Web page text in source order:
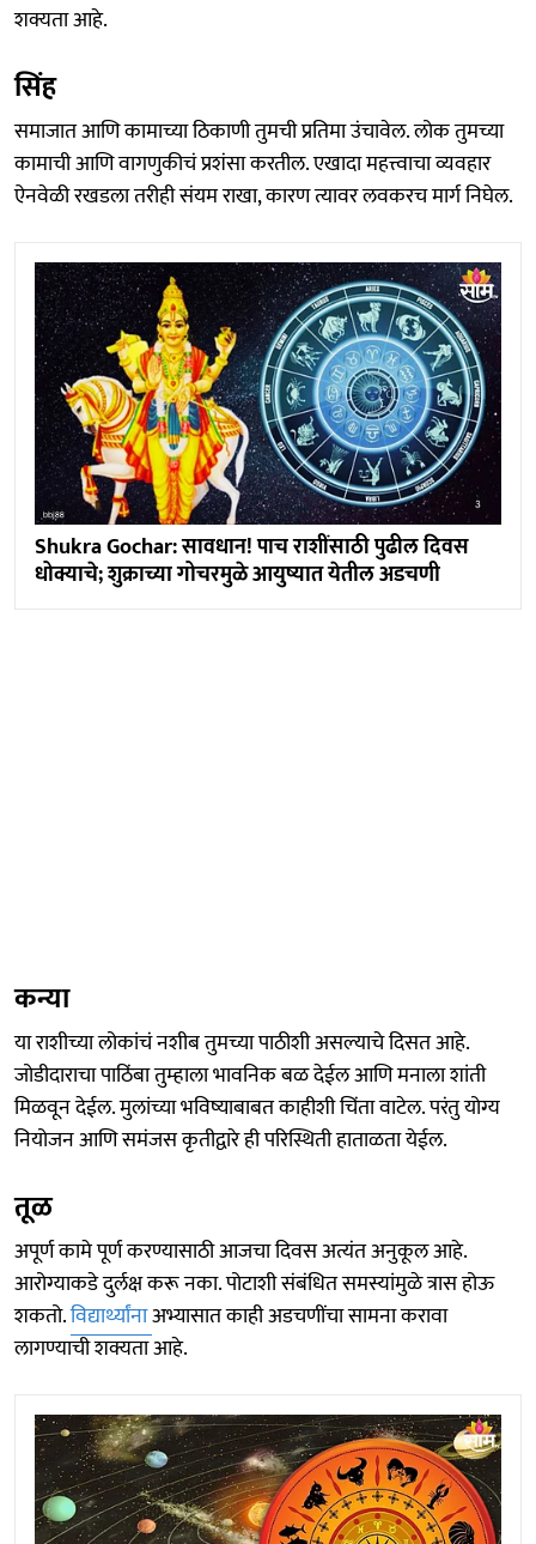
शक्यता आहे.
सिंह
समाजात आणि कामाच्या ठिकाणी तुमची प्रतिमा उंचावेल. लोक तुमच्या
कामाची आणि वागणुकीचं प्रशंसा करतील. एखादा महत्त्वाचा व्यवहार
ऐनवेळी रखडला तरीही संयम राखा, कारण त्यावर लवकरच मार्ग निघेल.
Shukra Gochar: सावधान! पाच राशींसाठी पुढील दिवस
धोक्याचे; शुक्राच्या गोचरमुळे आयुष्यात येतील अडचणी
कन्या
या राशीच्या लोकांचं नशीब तुमच्या पाठीशी असल्याचे दिसत आहे.
जोडीदाराचा पाठिंबा तुम्हाला भावनिक बळ देईल आणि मनाला शांती
मिळवून देईल. मुलांच्या भविष्याबाबत काहीशी चिंता वाटेल. परंतु योग्य
नियोजन आणि समंजस कृतीद्वारे ही परिस्थिती हाताळता येईल.
तूळ
अपूर्ण कामे पूर्ण करण्यासाठी आजचा दिवस अत्यंत अनुकूल आहे.
आरोग्याकडे दुर्लक्ष करू नका. पोटाशी संबंधित समस्यांमुळे त्रास होऊ
शकतो.विद्यार्थ्यांनाअभ्यासात काही अडचणींचा सामना करावा
लागण्याची शक्यता आहे.